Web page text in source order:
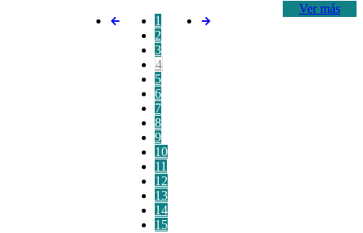
Ver más
1
2
3
4
5
6
7
8
9
10
11
12
13
14
15